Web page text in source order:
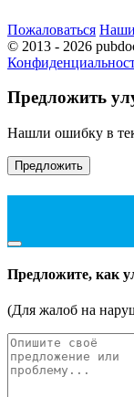
Пожаловаться
© 2013 - 2026
Предложить
Нашли ошибку в
Предложить
Предложите, как
(Для жалоб на